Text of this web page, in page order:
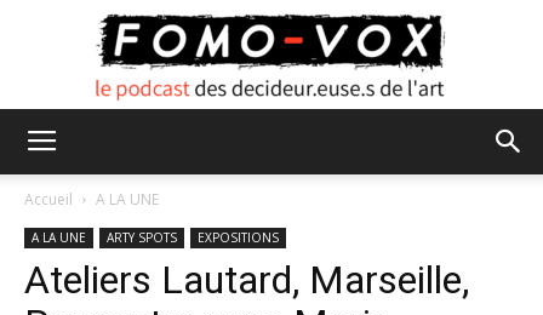
VOX
Accueil A LA UNE
A LA UNE ARTY SPOTS EXPOSITIONS
Ateliers Lautard, Marseille,